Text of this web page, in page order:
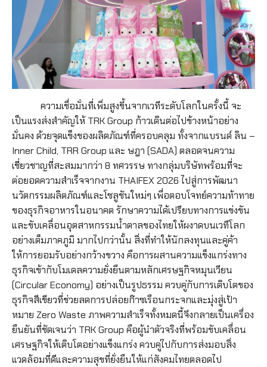
ความเชื่อมั่นที่เพิ่มสูงขึ้นจากเวทีระดับโลกในครั้งนี้ จะ
เป็นแรงส่งสำคัญให้ TRK Group ก้าวเดินต่อไปข้างหน้าอย่าง
มั่นคง ด้วยจุดแข็งของผลิตภัณฑ์ที่ครอบคลุม ทั้งจากแบรนด์ ลิน –
Inner Child, TRR Group และ ษฎา (SADA) ตลอดจนความ
เชี่ยวชาญที่สะสมมากว่า 8 ทศวรรษ ทางกลุ่มบริษัทพร้อมที่จะ
ต่อยอดความสำเร็จจากงาน THAIFEX 2026 ไปสู่การพัฒนา
นวัตกรรมผลิตภัณฑ์และโซลูชันใหม่ๆ เพื่อตอบโจทย์ความท้าทาย
ของธุรกิจอาหารในอนาคต รักษาความได้เปรียบทางการแข่งขัน
และขับเคลื่อนอุตสาหกรรมน้ำตาลของไทยให้ผงาดบนเวทีโลก
อย่างเต็มภาคภูมิ มากไปกว่านั้น สิ่งที่ทำให้นักลงทุนและคู่ค้า
ให้การยอมรับอย่างกว้างขวาง คือการผสานความแข็งแกร่งทาง
ธุรกิจเข้ากับโมเดลความยั่งยืนตามหลักเศรษฐกิจหมุนเวียน
(Circular Economy) อย่างเป็นรูปธรรม ควบคู่กับการเติบโตของ
ธุรกิจสีเขียวที่ช่วยลดการปล่อยก๊าซเรือนกระจกและมุ่งสู่เป้า
หมาย Zero Waste ภาพความสำเร็จทั้งหมดนี้จึงกลายเป็นเครื่อง
ยืนยันที่ชัดเจนว่า TRK Group คือผู้นำตัวจริงที่พร้อมขับเคลื่อน
เศรษฐกิจให้เติบโตอย่างแข็งแกร่ง ควบคู่ไปกับการส่งมอบสิ่ง
แวดล้อมที่ดีและความสุขที่ยั่งยืนให้แก่สังคมไทยตลอดไป